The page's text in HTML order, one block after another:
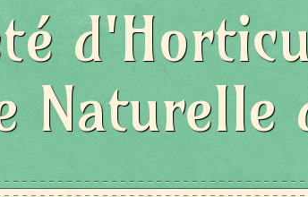
Naturelle